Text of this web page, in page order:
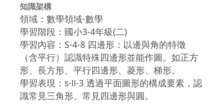
知識架構
領域：數學領域-數學
學習階段：國小3-4年級(二)
學習內容：S-4-8 四邊形：以邊與角的特徵
（含平行）認識特殊四邊形並能作圖。如正方
形、長方形、平行四邊形、菱形、梯形。
學習表現：s-Ⅱ-3 透過平面圖形的構成要素，認
識常見三角形、常見四邊形與圓。